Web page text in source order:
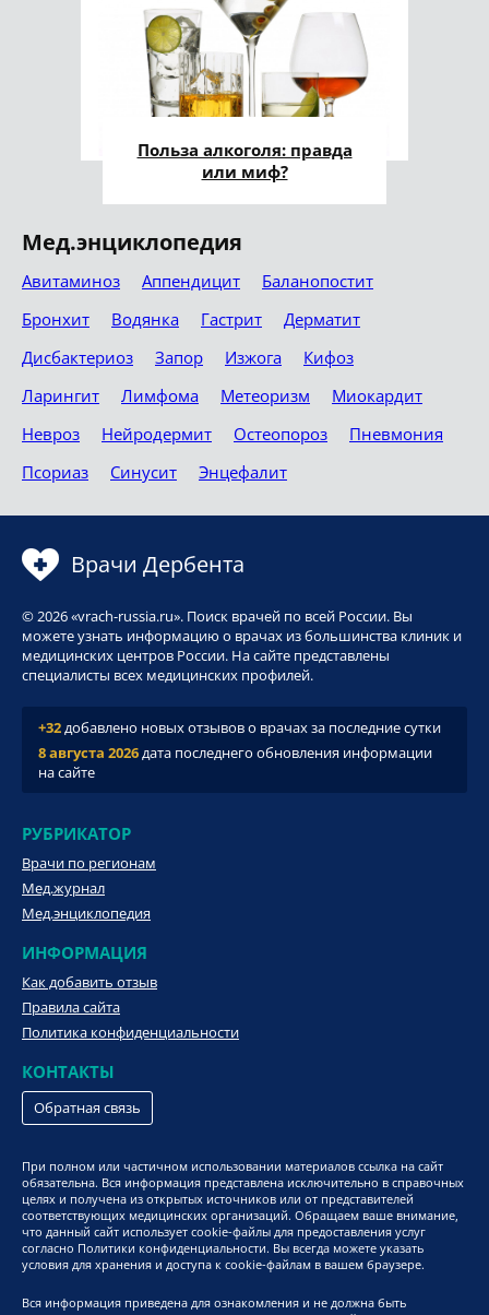
Польза алкоголя: правда
или миф?
Мед.энциклопедия
Авитаминоз Аппендицит
Баланопостит
Бронхит
Водянка Гастрит
Дерматит
Дисбактериоз
Запор Изжога
Кифоз
Ларингит
Лимфома Метеоризм
Миокардит
Невроз
Нейродермит Остеопороз
Пневмония
Псориаз
Синусит Энцефалит
Врачи Дербента
© 2026 «vrach-russia.ru». Поиск врачей по всей России. Вы
можете узнать информацию о врачах из большинства клиник и
медицинских центров России. На сайте представлены
специалисты всех медицинских профилей.
+32добавлено новых отзывов о врачах за последние сутки
8 августа 2026дата последнего обновления информации
на сайте
РУБРИКАТОР
Врачи по регионам
Мед.журнал
Мед.энциклопедия
ИНФОРМАЦИЯ
Как добавить отзыв
Правила сайта
Политика конфиденциальности
КОНТАКТЫ
Обратная связь
При полном или частичном использовании материалов ссылка на сайт
обязательна. Вся информация представлена исключительно в справочных
целях и получена из открытых источников или от представителей
соответствующих медицинских организаций. Обращаем ваше внимание,
что данный сайт использует cookie-файлы для предоставления услуг
согласно Политики конфиденциальности. Вы всегда можете указать
условия для хранения и доступа к cookie-файлам в вашем браузере.
Вся информация приведена для ознакомления и не должна быть